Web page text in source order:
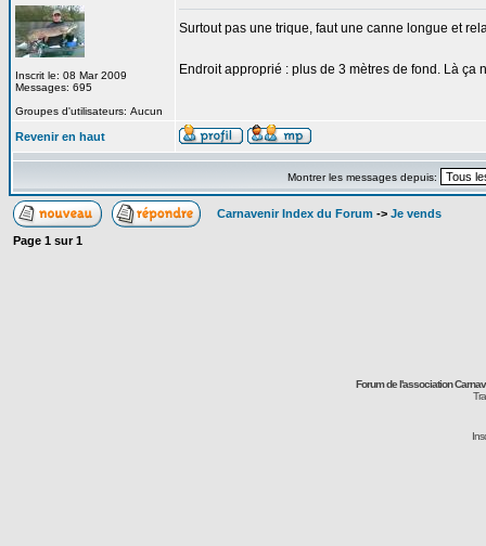
Inscrit le: 08 Mar 2009
Messages: 695
Groupes d'utilisateurs: Aucun
Surtout pas une trique, faut une canne longue et
Endroit approprié : plus de 3 mètres de fond. Là ça
Revenir en haut
Montrer les messages depuis:
Carnavenir Index du Forum -> Je vends
Page 1 sur1
Forum de l'association